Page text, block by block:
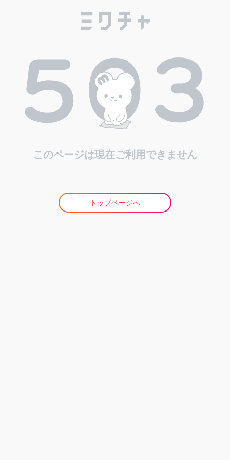
このページは現在ご利用できません